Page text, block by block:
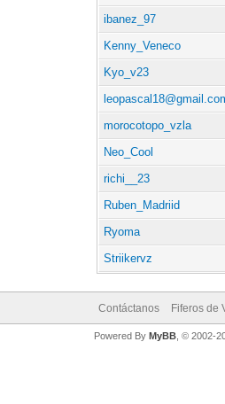
ibanez_97
Kenny_Veneco
Kyo_v23
morocotopo_vzla
Neo_Cool
richi__23
Ruben_Madriid
Ryoma
Striikervz
Contáctanos Fiferos de
Powered By MyBB, © 2002-